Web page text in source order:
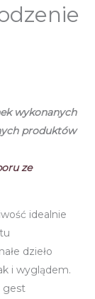
wykonanych
produktów
ze
idealnie
dzieło
i wyglądem.
gest